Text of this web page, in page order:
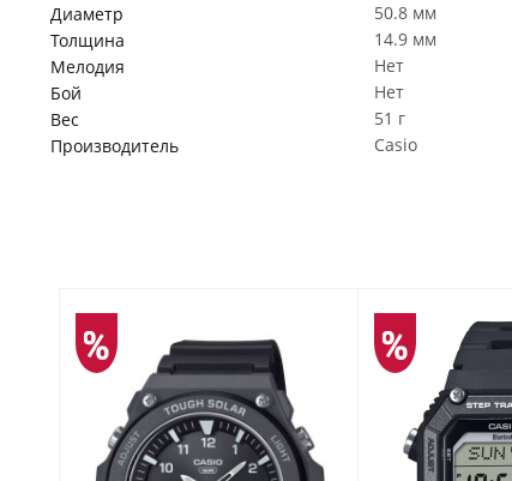
Диаметр
50.8 мм
Толщина
14.9 мм
Мелодия
Нет
Бой
Нет
Вес
51 г
Производитель
Casio